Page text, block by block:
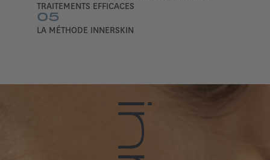
TRAITEMENTS EFFICACES
05
LA MÉTHODE INNERSKIN